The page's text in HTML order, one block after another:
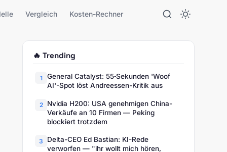
Vergleich Kosten-Rechner
🔥 Trending
1
General Catalyst: 55‑Sekunden 'Woof
AI'-Spot löst Andreessen-Kritik aus
2
Nvidia H200: USA genehmigen China-
Verkäufe an 10 Firmen — Peking
blockiert trotzdem
3
Delta-CEO Ed Bastian: KI-Rede
verworfen — "ihr wollt mich hören,